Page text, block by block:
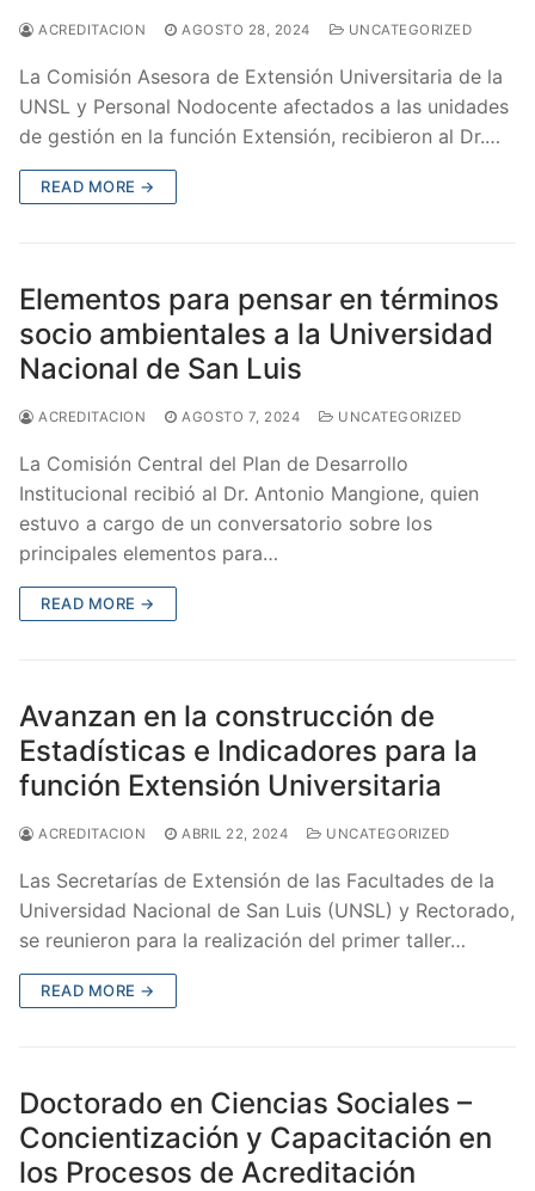
ACREDITACION AGOSTO 28, 2024 UNCATEGORIZED
La Comisión Asesora de Extensión Universitaria de la
UNSL y Personal Nodocente afectados a las unidades
de gestión en la función Extensión, recibieron al Dr.…
READ MORE →
Elementos para pensar en términos
socio ambientales a la Universidad
Nacional de San Luis
ACREDITACION AGOSTO 7, 2024 UNCATEGORIZED
La Comisión Central del Plan de Desarrollo
Institucional recibió al Dr. Antonio Mangione, quien
estuvo a cargo de un conversatorio sobre los
principales elementos para…
READ MORE →
Avanzan en la construcción de
Estadísticas e Indicadores para la
función Extensión Universitaria
ACREDITACION ABRIL 22, 2024 UNCATEGORIZED
Las Secretarías de Extensión de las Facultades de la
Universidad Nacional de San Luis (UNSL) y Rectorado,
se reunieron para la realización del primer taller…
READ MORE →
Doctorado en Ciencias Sociales –
Concientización y Capacitación en
los Procesos de Acreditación